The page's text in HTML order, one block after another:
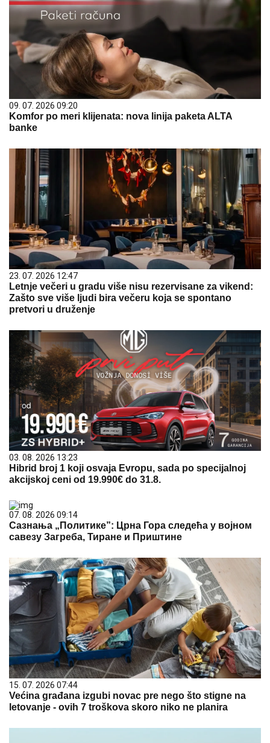
09. 07. 2026 09:20
Komfor po meri klijenata: nova linija paketa ALTA
banke
23. 07. 2026 12:47
Letnje večeri u gradu više nisu rezervisane za vikend:
Zašto sve više ljudi bira večeru koja se spontano
pretvori u druženje
03. 08. 2026 13:23
Hibrid broj 1 koji osvaja Evropu, sada po specijalnoj
akcijskoj ceni od 19.990€ do 31.8.
07. 08. 2026 09:14
Сазнања „Политике”: Црна Гора следећа у војном
савезу Загреба, Тиране и Приштине
15. 07. 2026 07:44
Većina građana izgubi novac pre nego što stigne na
letovanje - ovih 7 troškova skoro niko ne planira